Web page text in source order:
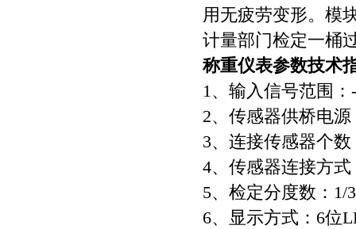
用无疲劳变形。模
计量部门检定一桶
称重仪表参数技术
1、输入信号范围：
2、传感器供桥电源
3、连接传感器个
4、传感器连接方式
5、检定分度数：1/
6、显示方式：6位